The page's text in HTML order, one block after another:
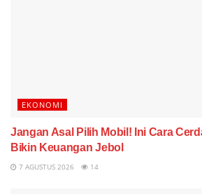
EKONOMI
Jangan Asal Pilih Mobil! Ini Cara
Bikin Keuangan Jebol
7 AGUSTUS 2026 14